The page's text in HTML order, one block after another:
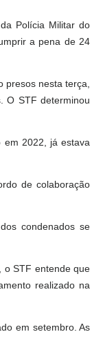
Polícia Militar do
a pena de 24
presos nesta terça,
O STF determinou
em 2022, já estava
de colaboração
condenados se
o STF entende que
realizado na
em setembro. As